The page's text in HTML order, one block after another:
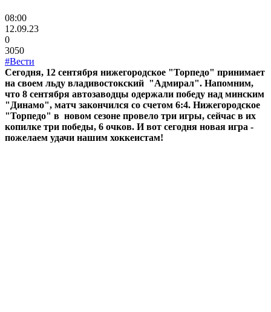
08:00
12.09.23
0
3050
#Вести
Сегодня, 12 сентября нижегородское "Торпедо" принимает
на своем льду владивостокский "Адмирал". Напомним,
что 8 сентября автозаводцы одержали победу над минским
"Динамо", матч закончился со счетом 6:4. Нижегородское
"Торпедо" в новом сезоне провело три игры, сейчас в их
копилке три победы, 6 очков. И вот сегодня новая игра -
пожелаем удачи нашим хоккеистам!